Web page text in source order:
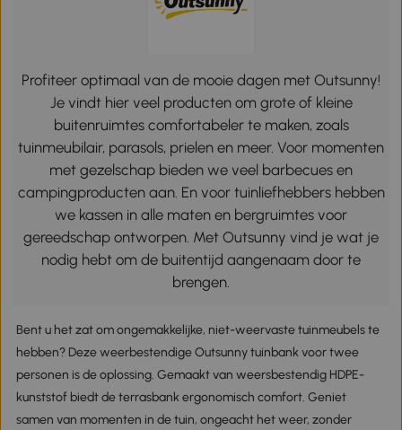
Profiteer optimaal van de mooie dagen met Outsunny!
Je vindt hier veel producten om grote of kleine
buitenruimtes comfortabeler te maken, zoals
tuinmeubilair, parasols, prielen en meer. Voor momenten
met gezelschap bieden we veel barbecues en
campingproducten aan. En voor tuinliefhebbers hebben
we kassen in alle maten en bergruimtes voor
gereedschap ontworpen. Met Outsunny vind je wat je
nodig hebt om de buitentijd aangenaam door te
brengen.
Bent u het zat om ongemakkelijke, niet-weervaste tuinmeubels te
hebben? Deze weerbestendige Outsunny tuinbank voor twee
personen is de oplossing. Gemaakt van weersbestendig HDPE-
kunststof biedt de terrasbank ergonomisch comfort. Geniet
samen van momenten in de tuin, ongeacht het weer, zonder